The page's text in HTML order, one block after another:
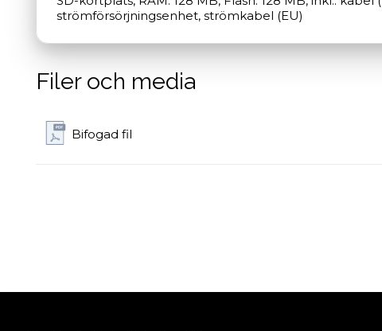
strömförsörjningsenhet, strömkabel (EU)
Filer och media
Bifogad fil